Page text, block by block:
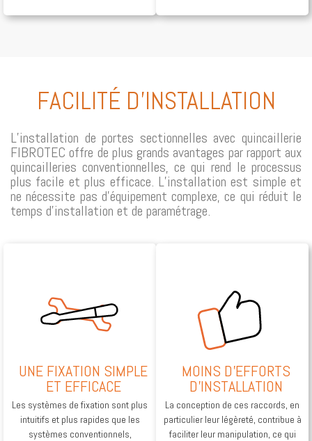
FACILITÉ D'INSTALLATION
L’installation de portes sectionnelles avec quincaillerie
FIBROTEC offre de plus grands avantages par rapport aux
quincailleries conventionnelles, ce qui rend le processus
plus facile et plus efficace. L’installation est simple et
ne nécessite pas d’équipement complexe, ce qui réduit le
temps d’installation et de paramétrage.
UNE FIXATION SIMPLE
ET EFFICACE
Les systèmes de fixation sont plus
intuitifs et plus rapides que les
systèmes conventionnels,
MOINS D'EFFORTS
D'INSTALLATION
La conception de ces raccords, en
particulier leur légèreté, contribue à
faciliter leur manipulation, ce qui